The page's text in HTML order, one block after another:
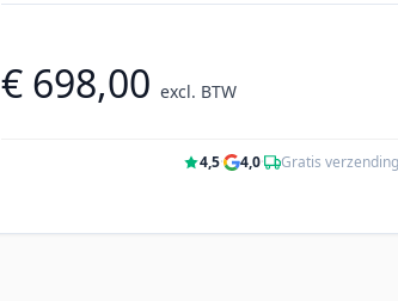
€ 698,00 excl. BTW
4,5· 4,0· Gratis